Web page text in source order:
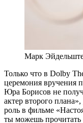
Марк
Только что в Dolby
церемония вручения
Юра Борисов не
актер второго
роль в фильме
ты можешь прочитать